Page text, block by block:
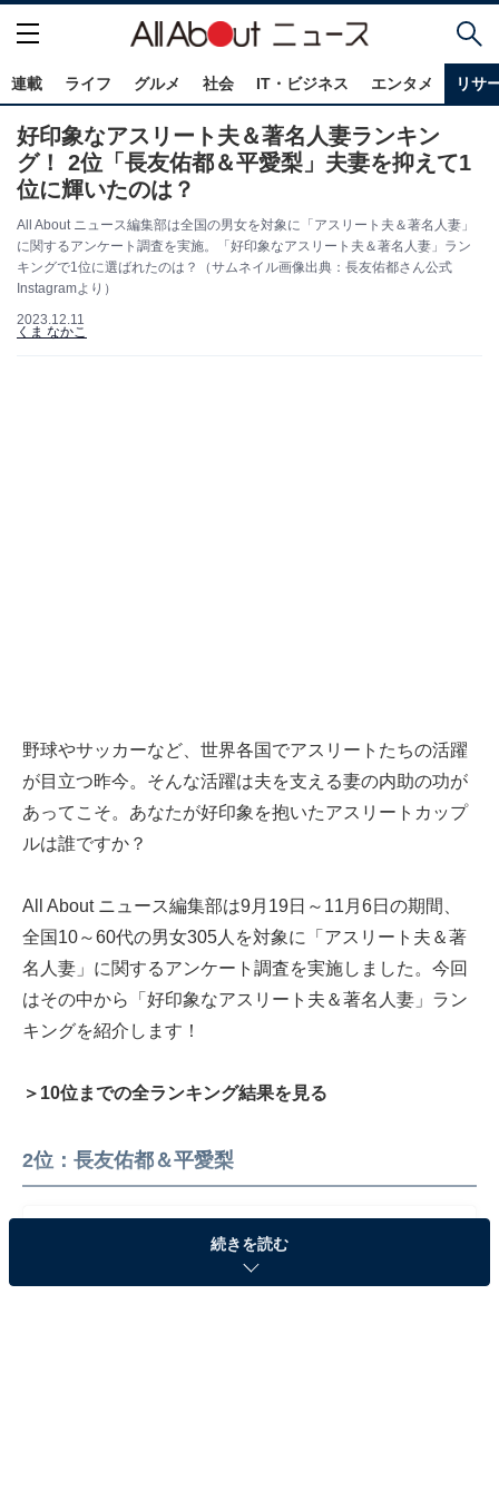
連載 ライフ グルメ 社会 IT・ビジネス エンタメ リサ
好印象なアスリート夫＆著名人妻ランキン
グ！ 2位「長友佑都＆平愛梨」夫妻を抑えて1
位に輝いたのは？
All About ニュース編集部は全国の男女を対象に「アスリート夫＆著名人妻」
に関するアンケート調査を実施。「好印象なアスリート夫＆著名人妻」ラン
キングで1位に選ばれたのは？（サムネイル画像出典：長友佑都さん公式
Instagramより）
2023.12.11
くま なかこ
野球やサッカーなど、世界各国でアスリートたちの活躍
が目立つ昨今。そんな活躍は夫を支える妻の内助の功が
あってこそ。あなたが好印象を抱いたアスリートカップ
ルは誰ですか？
All About ニュース編集部は9月19日～11月6日の期間、
全国10～60代の男女305人を対象に「アスリート夫＆著
名人妻」に関するアンケート調査を実施しました。今回
はその中から「好印象なアスリート夫＆著名人妻」ラン
キングを紹介します！
＞10位までの全ランキング結果を見る
2位：長友佑都＆平愛梨
続きを読む